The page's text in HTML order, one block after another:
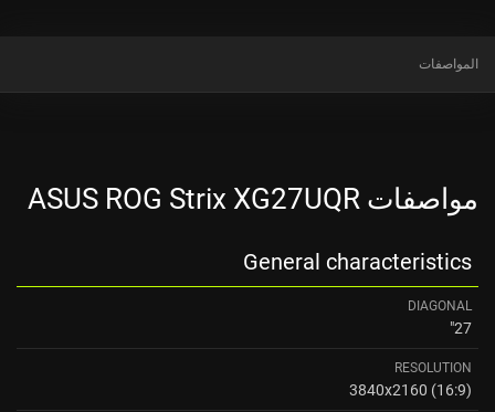
المواصفات
مواصفات ASUS ROG Strix XG27UQR
General characteristics
DIAGONAL
27"
RESOLUTION
3840x2160 (16:9)